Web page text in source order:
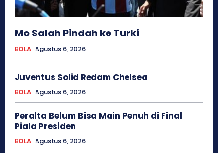
Mo Salah Pindah ke Turki
BOLA Agustus 6, 2026
Juventus Solid Redam Chelsea
BOLA Agustus 6, 2026
Peralta Belum Bisa Main Penuh di Final
Piala Presiden
BOLA Agustus 6, 2026